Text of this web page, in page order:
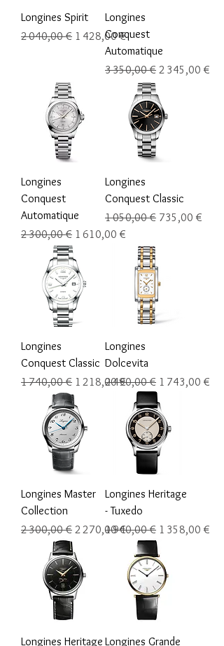
Longines Spirit
Prix original
2 040,00 € Prix promotionnel
1 428,00 €
Longines
Conquest
Automatique
Prix original
3 350,00 € Prix
2 345,00 €
Longines
Conquest
Automatique
Prix original
2 300,00 € Prix promotionnel
1 610,00 €
Longines
Conquest Classic
Prix original
1 050,00 € Prix
735,00 €
Longines
Conquest Classic
Prix original
1 740,00 € Prix promotionnel
1 218,00 €
Longines
Dolcevita
Prix original
2 490,00 € Prix
1 743,00 €
Longines Master
Collection
Prix original
2 300,00 € Prix promotionnel
2 270,00 €
Longines Heritage
- Tuxedo
Prix original
1 940,00 € Prix
1 358,00 €
Longines Heritage Longines Grande